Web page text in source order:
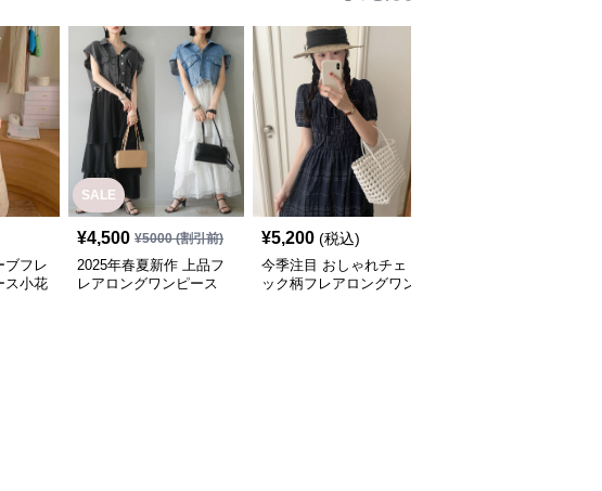
ブフレ
ス小花
SALE
¥4,500 ¥5000(割引前)
2025年春夏新作 上品フ
レアロングワンピース
¥5,200 (税込)
今季注目 おしゃれチェ
ック柄フレアロングワン